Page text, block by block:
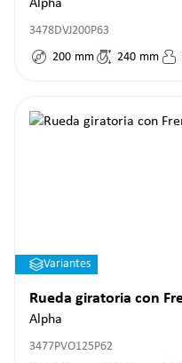
Alpha
3478DVJ200P63
200 mm 240 mm
Variantes
Rueda giratoria con
Alpha
3477PVO125P62